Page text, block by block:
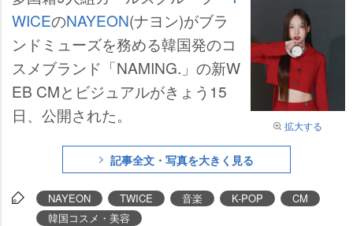
拡大する
WICEのNAYEON(ナヨン)がブラ
ンドミューズを務める韓国発のコ
スメブランド「NAMING.」の新W
EB CMとビジュアルがきょう15
日、公開された。
記事全文・写真を大きく見る
NAYEON TWICE 音楽 K-POP
CM
韓国コスメ・美容